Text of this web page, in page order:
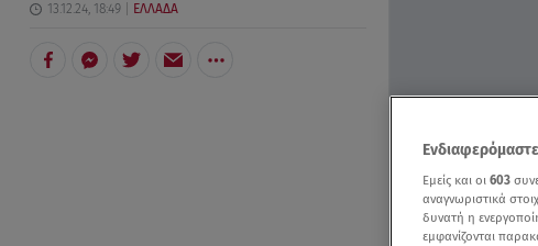
13.12.24, 18:49 ΕΛΛΑΔΑ
Εμείς και οι 603
αναγνωριστικά
δυνατή η
εμφανίζονται